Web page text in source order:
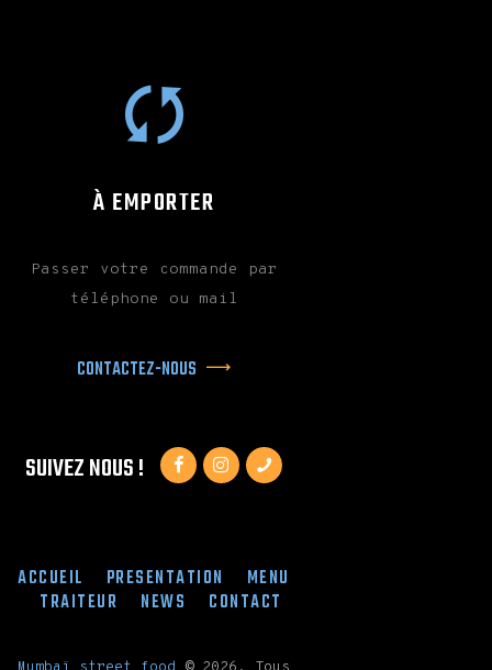
À EMPORTER
Passer votre commande par
téléphone ou mail
CONTACTEZ-NOUS
SUIVEZ NOUS !
ACCUEIL PRESENTATION
MENU
TRAITEUR
NEWS CONTACT